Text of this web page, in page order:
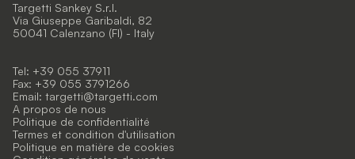
Targetti Sankey S.r.l.
Via Giuseppe Garibaldi, 82
50041 Calenzano (FI) - Italy
Tel: +39 055 37911
Fax: +39 055 3791266
Email: targetti@targetti.com
A propos de nous
Politique de confidentialité
Termes et condition d'utilisation
Politique en matière de cookies